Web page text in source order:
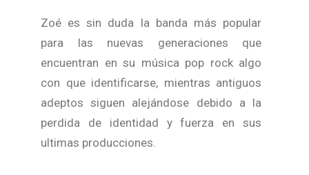
Zoé es sin duda la banda más popular
para las nuevas generaciones que
encuentran en su música pop rock algo
con que identificarse, mientras antiguos
adeptos siguen alejándose debido a la
perdida de identidad y fuerza en sus
ultimas producciones.